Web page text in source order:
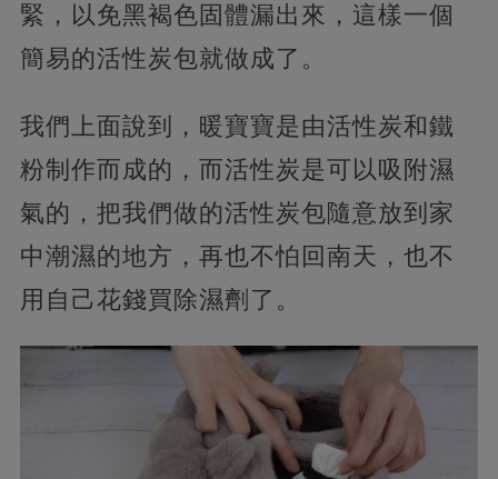
緊，以免黑褐色固體漏出來，這樣一個
簡易的活性炭包就做成了。
我們上面說到，暖寶寶是由活性炭和鐵
粉制作而成的，而活性炭是可以吸附濕
氣的，把我們做的活性炭包隨意放到家
中潮濕的地方，再也不怕回南天，也不
用自己花錢買除濕劑了。